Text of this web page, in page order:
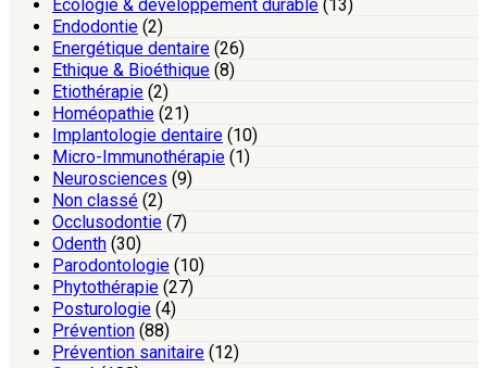
Ecologie & développement durable (13)
Endodontie (2)
Energétique dentaire (26)
Ethique & Bioéthique (8)
Etiothérapie (2)
Homéopathie (21)
Implantologie dentaire (10)
Micro-Immunothérapie (1)
Neurosciences (9)
Non classé (2)
Occlusodontie (7)
Odenth (30)
Parodontologie (10)
Phytothérapie (27)
Posturologie (4)
Prévention (88)
Prévention sanitaire (12)